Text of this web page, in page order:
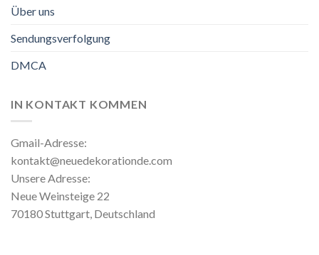
Über uns
Sendungsverfolgung
DMCA
IN KONTAKT KOMMEN
Gmail-Adresse:
kontakt@neuedekorationde.com
Unsere Adresse:
Neue Weinsteige 22
70180 Stuttgart, Deutschland